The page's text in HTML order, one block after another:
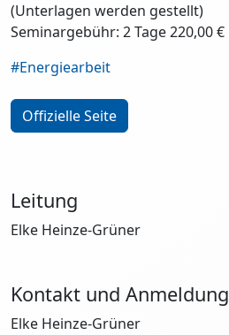
(Unterlagen werden gestellt)
Seminargebühr: 2 Tage 220,00 €
#Energiearbeit
Offizielle Seite
Leitung
Elke Heinze-Grüner
Kontakt und Anmeldung
Elke Heinze-Grüner